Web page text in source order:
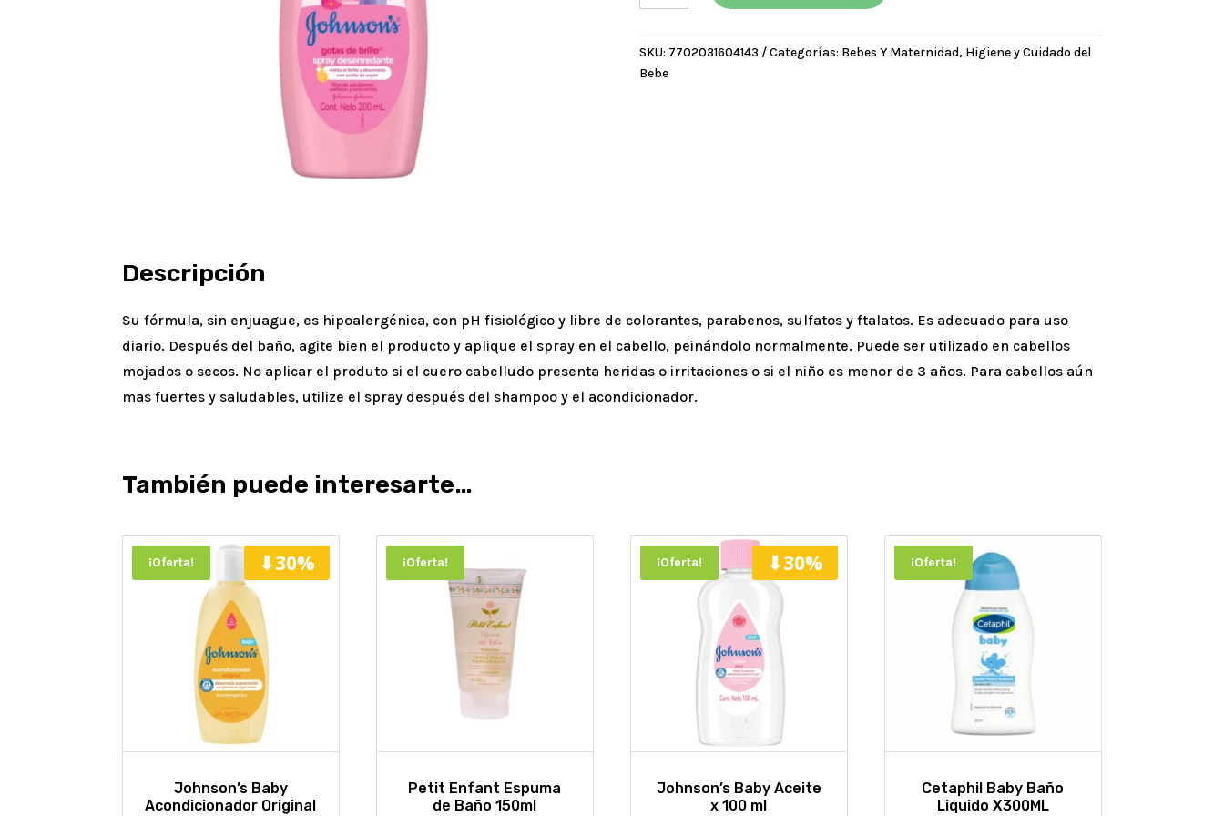
Peinar
Baby
Gotas
SKU: 7702031604143 Categorías: Bebes Y Maternidad, Higiene y Cuidado del
Bebe
Descripción
Su fórmula, sin enjuague, es hipoalergénica, con pH fisiológico y libre de colorantes, parabenos, sulfatos y ftalatos. Es adecuado para uso
diario. Después del baño, agite bien el producto y aplique el spray en el cabello, peinándolo normalmente. Puede ser utilizado en cabellos
mojados o secos. No aplicar el produto si el cuero cabelludo presenta heridas o irritaciones o si el niño es menor de 3 años. Para cabellos aún
mas fuertes y saludables, utilize el spray después del shampoo y el acondicionador.
También puede interesarte…
¡Oferta! ⬇30%
Johnson’s Baby
Acondicionador Original
¡Oferta!
Petit Enfant Espuma
de Baño 150ml
¡Oferta! ⬇30%
Johnson’s Baby Aceite
x 100 ml
¡Oferta!
Cetaphil Baby Baño
Liquido X300ML